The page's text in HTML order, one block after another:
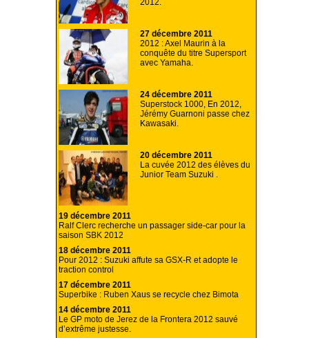
2012.
27 décembre 2011
2012 : Axel Maurin à la
conquête du titre Supersport
avec Yamaha.
24 décembre 2011
Superstock 1000, En 2012,
Jérémy Guarnoni passe chez
Kawasaki.
20 décembre 2011
La cuvée 2012 des élèves du
Junior Team Suzuki .
19 décembre 2011
Ralf Clerc recherche un passager side-car pour la
saison SBK 2012
18 décembre 2011
Pour 2012 : Suzuki affute sa GSX-R et adopte le
traction control
17 décembre 2011
Superbike : Ruben Xaus se recycle chez Bimota
14 décembre 2011
Le GP moto de Jerez de la Frontera 2012 sauvé
d’extrême justesse.